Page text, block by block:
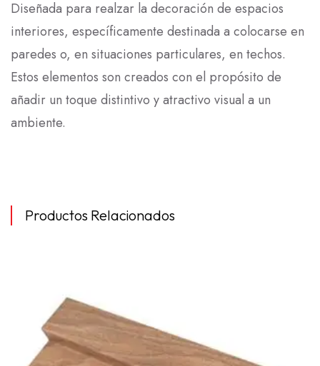
Diseñada para realzar la decoración de espacios
interiores, específicamente destinada a colocarse en
paredes o, en situaciones particulares, en techos.
Estos elementos son creados con el propósito de
añadir un toque distintivo y atractivo visual a un
ambiente.
Productos Relacionados
LEER
MÁS